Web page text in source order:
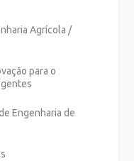
Agrícola /
para o
Engenharia de